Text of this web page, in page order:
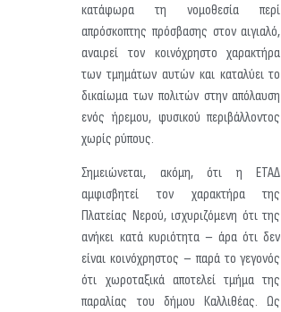
κατάφωρα τη νομοθεσία περί
απρόσκοπτης πρόσβασης στον αιγιαλό,
αναιρεί τον κοινόχρηστο χαρακτήρα
των τμημάτων αυτών και καταλύει το
δικαίωμα των πολιτών στην απόλαυση
ενός ήρεμου, φυσικού περιβάλλοντος
χωρίς ρύπους.
Σημειώνεται, ακόμη, ότι η ΕΤΑΔ
αμφισβητεί τον χαρακτήρα της
Πλατείας Νερού, ισχυριζόμενη ότι της
ανήκει κατά κυριότητα – άρα ότι δεν
είναι κοινόχρηστος – παρά το γεγονός
ότι χωροταξικά αποτελεί τμήμα της
παραλίας του δήμου Καλλιθέας. Ως